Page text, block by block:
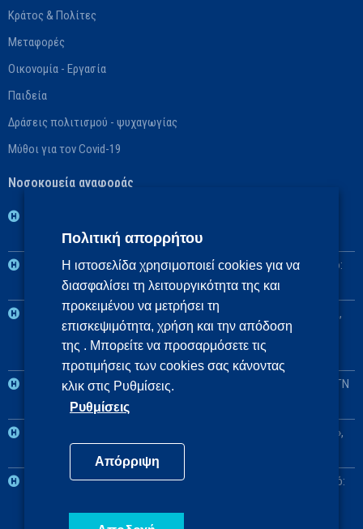
Κράτος & Πολίτες
Μεταφορές
Οικονομία - Εργασία
Παιδεία
Δράσεις πολιτισμού - ψυχαγωγίας
Μύθοι για τον Covid-19
Νοσοκομεία αναφοράς
Αναπληρωματικό: ΓΝ Αθηνών «Ο Ευαγγελισμός»
2η ΥΠΕ: Βασικό: Πανεπιστημιακό ΓΝ «Αττικόν», Αναπληρωματικό:
ΓΝ Ελευσίνας «Θριάσιο»
3η και 4η ΥΠΕ: Βασικό: Πανεπιστημιακό ΓΝ Θεσσαλονίκης ΑΧΕΠΑ,
Αναπληρωματικά: Πανεπιστημιακό ΓΝ Αλεξανδρούπολης, ΓΝ
Πτολεμαΐδας «Μποδοσάκειο»
5η ΥΠΕ: Βασικό: Πανεπιστημιακό ΓΝ Λάρισας, Αναπληρωματικό: ΓΝ
6η ΥΠΕ: Βασικό: Πανεπιστημιακό ΓΝ Πατρών «Παναγιά η Βοήθεια»,
Αναπληρωματικό: Πανεπιστημιακό ΓΝ Ιωαννίνων
7η ΥΠΕ: Βασικό: Πανεπιστημιακό ΓΝ Ηρακλείου, Αναπληρωματικό:
Πολιτική απορρήτου
Η ιστοσελίδα χρησιμοποιεί cookies για να
διασφαλίσει τη λειτουργικότητα της και
προκειμένου να μετρήσει τη
επισκεψιμότητα, χρήση και την απόδοση
της . Μπορείτε να προσαρμόσετε τις
προτιμήσεις των cookies σας κάνοντας
κλικ στις Ρυθμίσεις.
Ρυθμίσεις
Απόρριψη